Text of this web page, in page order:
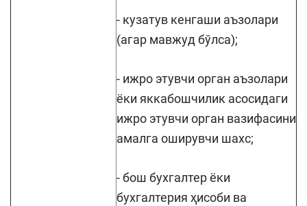
- кузатув кенгаши аъзолари
(агар мавжуд бўлса);
- ижро этувчи орган аъзолари
ёки яккабошчилик асосидаги
ижро этувчи орган вазифасини
амалга оширувчи шахс;
- бош бухгалтер ёки
бухгалтерия ҳисоби ва